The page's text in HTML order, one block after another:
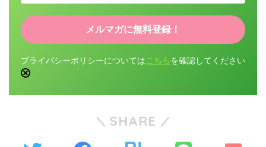
プライバシーポリシーについては こちら を確認してください
SHARE